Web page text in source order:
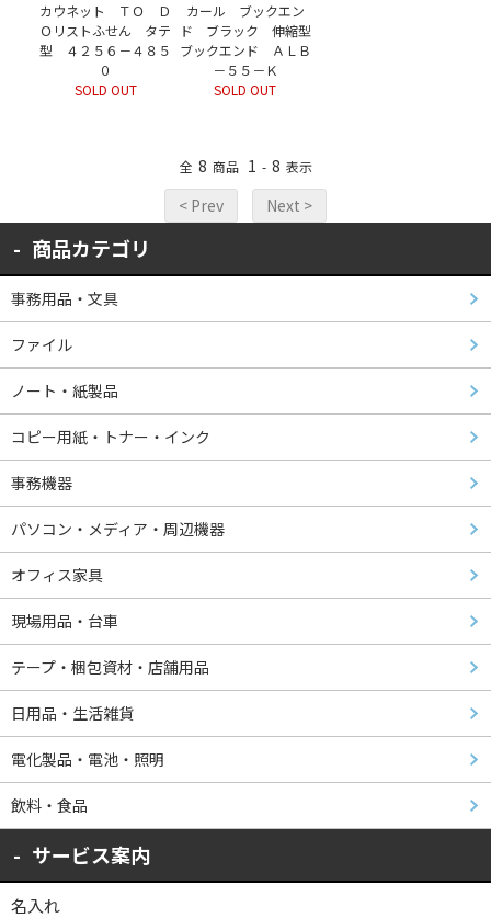
カウネット ＴＯ Ｄ
Ｏリストふせん タテ
型 ４２５６－４８５
０
SOLD OUT
カール ブックエン
ド ブラック 伸縮型
ブックエンド ＡＬＢ
－５５－Ｋ
SOLD OUT
全 8 商品 1 - 8 表示
< Prev Next >
商品カテゴリ
事務用品・文具
ファイル
ノート・紙製品
コピー用紙・トナー・インク
事務機器
パソコン・メディア・周辺機器
オフィス家具
現場用品・台車
テープ・梱包資材・店舗用品
日用品・生活雑貨
電化製品・電池・照明
飲料・食品
サービス案内
名入れ